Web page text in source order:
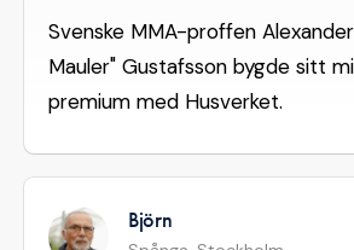
Svenske MMA-proffen
Mauler" Gustafsson bygde sitt
premium med Husverket.
Björn